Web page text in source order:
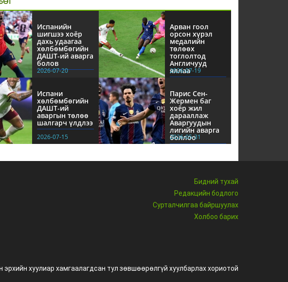
Испанийн
шигшээ хоёр
дахь удаагаа
хөлбөмбөгийн
ДАШТ-ий аварга
болов
2026-07-20
Арван гоол
орсон хүрэл
медалийн
төлөөх
тоглолтод
Англичууд
яллаа
2026-07-19
Испани
хөлбөмбөгийн
ДАШТ-ий
аваргын төлөө
шалгарч үлдлээ
2026-07-15
Парис Сен-
Жермен баг
хоёр жил
дарааллаж
Аваргуудын
лигийн аварга
боллоо
2026-05-31
Бидний тухай
Редакцийн бодлого
Сурталчилгаа байршуулах
Холбоо барих
хуулиар хамгаалагдсан тул зөвшөөрөлгүй хуулбарлах хориотой